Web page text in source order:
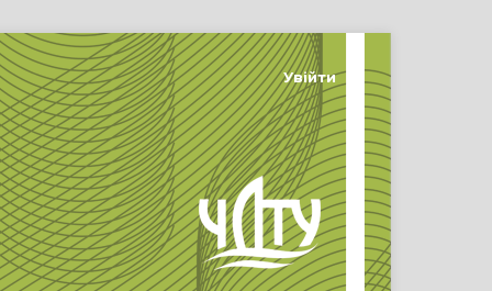
Увійти